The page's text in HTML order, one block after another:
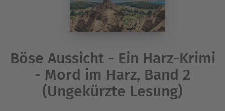
Böse Aussicht - Ein Harz-Krimi
- Mord im Harz, Band 2
(Ungekürzte Lesung)